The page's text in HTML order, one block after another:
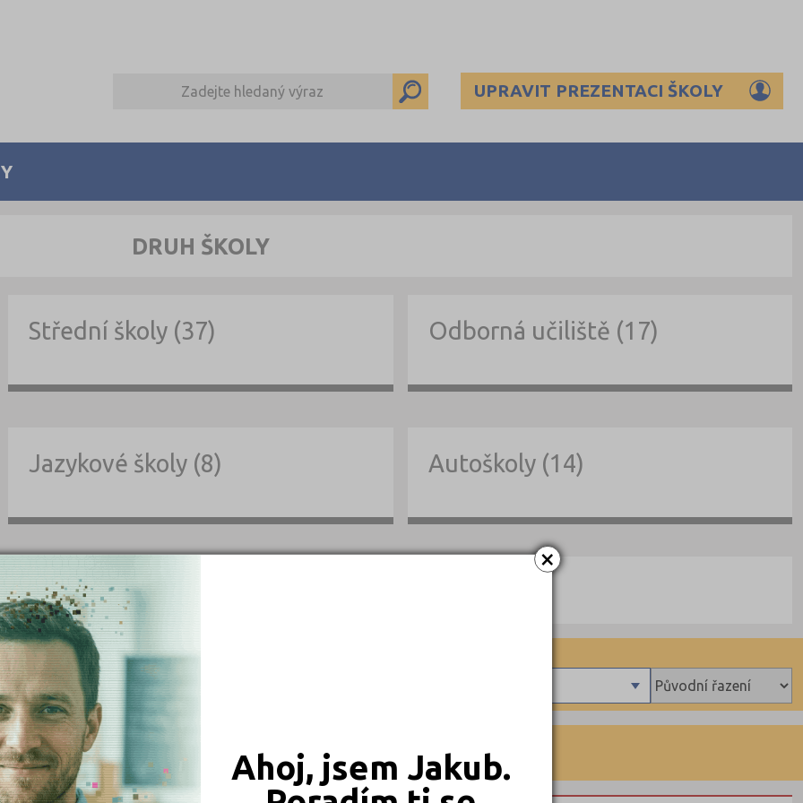
×
Ahoj, jsem Jakub.
UPRAVIT PREZENTACI ŠKOLY
DRUH ŠKOLY
Střední školy (37) Odborná učiliště (17)
Jazykové školy (8) Autoškoly (14)
ŠKOLY OSTATNÍ TECHNICKÉ V PRAZE 9
školy dle měst
Praha (8)
Brno (5)
Ostrava (2)